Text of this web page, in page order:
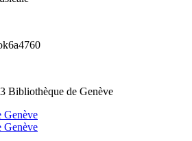
Bibliothèque de Genève